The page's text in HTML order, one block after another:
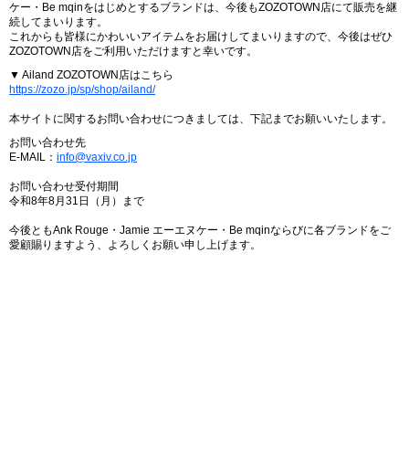
ケー・Be mqinをはじめとするブランドは、今後もZOZOTOWN店にて販売を継
続してまいります。
これからも皆様にかわいいアイテムをお届けしてまいりますので、今後はぜひ
ZOZOTOWN店をご利用いただけますと幸いです。
▼ Ailand ZOZOTOWN店はこちら
https://zozo.jp/sp/shop/ailand/
本サイトに関するお問い合わせにつきましては、下記までお願いいたします。
お問い合わせ先
E-MAIL： info@vaxiv.co.jp
お問い合わせ受付期間
令和8年8月31日（月）まで
今後ともAnk Rouge・Jamie エーエヌケー・Be mqinならびに各ブランドをご
愛顧賜りますよう、よろしくお願い申し上げます。